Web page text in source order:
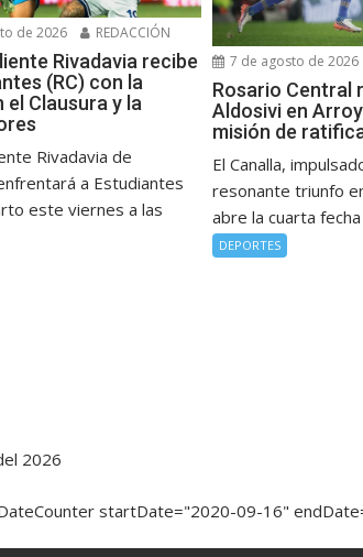
de 2026 REDACCIÓN
Rivadavia recibe
(RC) con la
el Clausura y la
Rivadavia de
a Estudiantes
este viernes a las
7 de agosto de 2026
Rosario Central
Aldosivi en
misión de
El Canalla,
resonante triunfo
abre la cuarta fecha
DEPORTES
2026
startDate="2020-09-16"